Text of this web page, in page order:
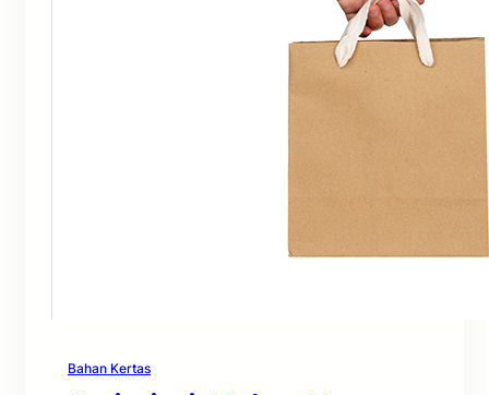
Bahan Kertas